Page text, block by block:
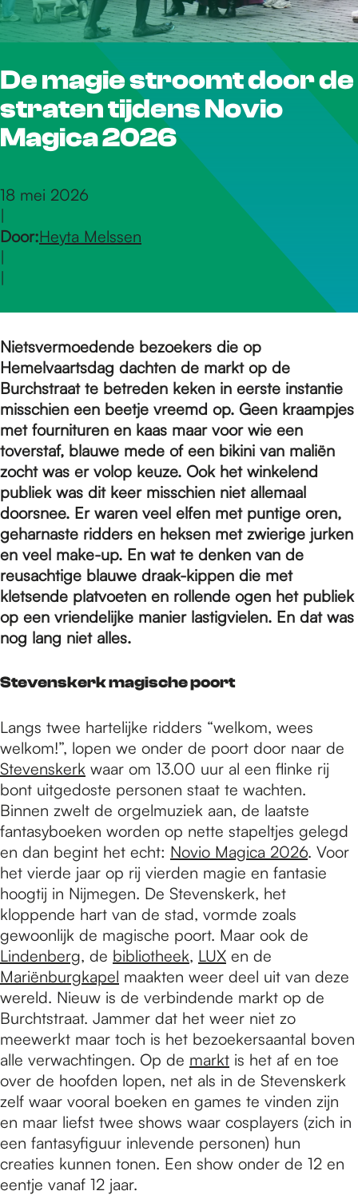
r
d
e
m
e
p
a
g
e
De magie stroomt door de
straten tijdens Novio
Magica 2026
18 mei 2026
|
Door:Heyta Melssen
|
|
Nietsvermoedende bezoekers die op
Hemelvaartsdag dachten de markt op de
Burchstraat te betreden keken in eerste instantie
misschien een beetje vreemd op. Geen kraampjes
met fournituren en kaas maar voor wie een
toverstaf, blauwe mede of een bikini van maliën
zocht was er volop keuze. Ook het winkelend
publiek was dit keer misschien niet allemaal
doorsnee. Er waren veel elfen met puntige oren,
geharnaste ridders en heksen met zwierige jurken
en veel make-up. En wat te denken van de
reusachtige blauwe draak-kippen die met
kletsende platvoeten en rollende ogen het publiek
op een vriendelijke manier lastigvielen. En dat was
nog lang niet alles.
Stevenskerk magische poort
Langs twee hartelijke ridders “welkom, wees
welkom!”, lopen we onder de poort door naar de
Stevenskerk waar om 13.00 uur al een flinke rij
bont uitgedoste personen staat te wachten.
Binnen zwelt de orgelmuziek aan, de laatste
fantasyboeken worden op nette stapeltjes gelegd
en dan begint het echt: Novio Magica 2026. Voor
het vierde jaar op rij vierden magie en fantasie
hoogtij in Nijmegen. De Stevenskerk, het
kloppende hart van de stad, vormde zoals
gewoonlijk de magische poort. Maar ook de
Lindenberg, de bibliotheek, LUX en de
Mariënburgkapel maakten weer deel uit van deze
wereld. Nieuw is de verbindende markt op de
Burchtstraat. Jammer dat het weer niet zo
meewerkt maar toch is het bezoekersaantal boven
alle verwachtingen. Op de markt is het af en toe
over de hoofden lopen, net als in de Stevenskerk
zelf waar vooral boeken en games te vinden zijn
en maar liefst twee shows waar cosplayers (zich in
een fantasyfiguur inlevende personen) hun
creaties kunnen tonen. Een show onder de 12 en
eentje vanaf 12 jaar.